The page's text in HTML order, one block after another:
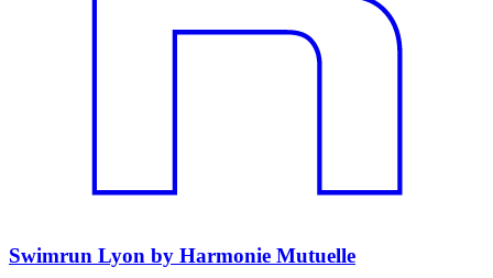
Swimrun Lyon by Harmonie Mutuelle